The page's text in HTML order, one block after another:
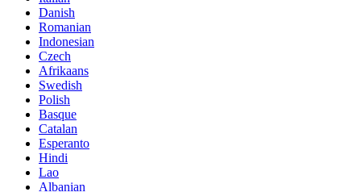
Danish
Romanian
Indonesian
Czech
Afrikaans
Swedish
Polish
Basque
Catalan
Esperanto
Hindi
Lao
Albanian